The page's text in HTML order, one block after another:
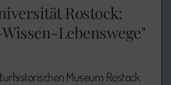
Rostock:
Lebenswege"
Museum Rostock